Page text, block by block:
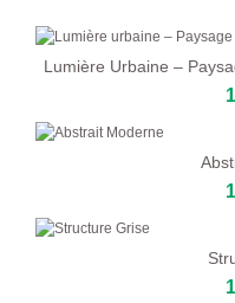
Lumière Urbaine –